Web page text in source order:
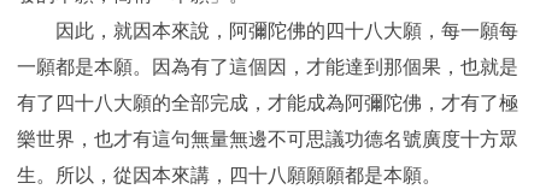
因此，就因本來說，阿彌陀佛的四十八大願，每一願每
一願都是本願。因為有了這個因，才能達到那個果，也就是
有了四十八大願的全部完成，才能成為阿彌陀佛，才有了極
樂世界，也才有這句無量無邊不可思議功德名號廣度十方眾
生。所以，從因本來講，四十八願願願都是本願。